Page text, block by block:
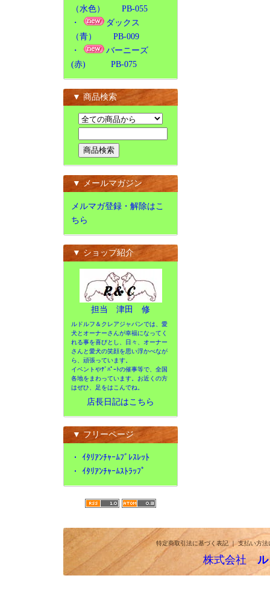
（水色） PB-055
・
ダックス
（青） PB-009
・
バーニーズ
(赤) PB-075
▼ 商品検索
▼ メールマガジン
メルマガ登録・解除はこ
ちら
▼ ショップ紹介
担当 津田 修
ルドルフ＆クレアジャパンでは、愛
犬とオーナーさんが幸福になってく
れる事を喜びとし、日々、オーナー
さんと愛犬の笑顔を思い浮かべなが
ら、頑張っています。
イベントやﾃﾞﾊﾟｰﾄの催事等で、全国
各地をまわっています。お近くの方
はぜひ、足をはこんでね。
店長日記はこちら
▼ フリーページ
・ ｲﾀﾘｱﾝﾁｬｰﾑﾌﾞﾚｽﾚｯﾄ
・ ｲﾀﾘｱﾝﾁｬｰﾑｽﾄﾗｯﾌﾟ
特定商取引法に基づく表記｜支払い方法
株式会社